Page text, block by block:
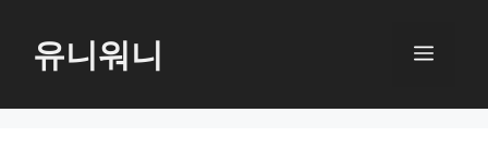
로
유니워니 메